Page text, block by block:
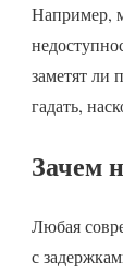
Например,
заметят ли
гадать,
Зачем
Любая
с